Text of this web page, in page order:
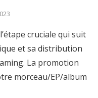
cruciale qui suit
et sa distribution
La promotion
morceau/EP/album